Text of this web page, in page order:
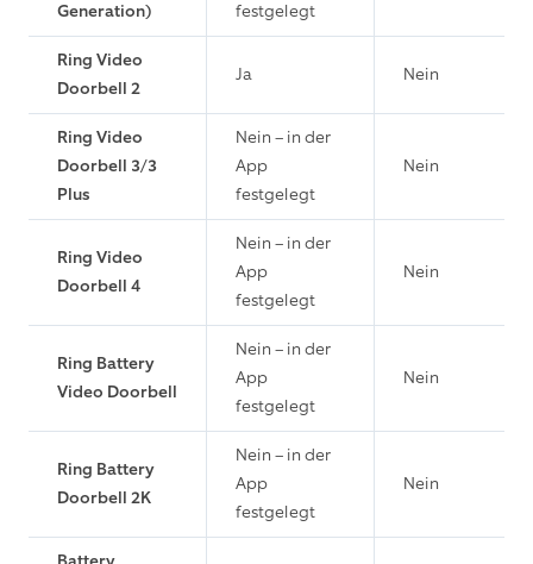
Generation)
festgelegt
Ring Video
Doorbell 2
Ja Nein
Ring Video
Doorbell 3/3
Plus
Nein – in der
App
festgelegt
Nein
Ring Video
Doorbell 4
Nein – in der
App
festgelegt
Nein
Ring Battery
Video Doorbell
Nein – in der
App
festgelegt
Nein
Ring Battery
Doorbell 2K
Nein – in der
App
festgelegt
Nein